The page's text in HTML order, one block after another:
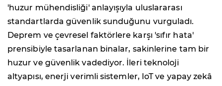
'huzur mühendisliği' anlayışıyla uluslararası
standartlarda güvenlik sunduğunu vurguladı.
Deprem ve çevresel faktörlere karşı 'sıfır hata'
prensibiyle tasarlanan binalar, sakinlerine tam bir
huzur ve güvenlik vadediyor. İleri teknoloji
altyapısı, enerji verimli sistemler, IoT ve yapay zekâ